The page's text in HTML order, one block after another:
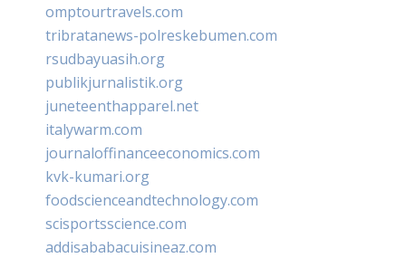
omptourtravels.com
tribratanews-polreskebumen.com
rsudbayuasih.org
publikjurnalistik.org
juneteenthapparel.net
italywarm.com
journaloffinanceeconomics.com
kvk-kumari.org
foodscienceandtechnology.com
scisportsscience.com
addisababacuisineaz.com